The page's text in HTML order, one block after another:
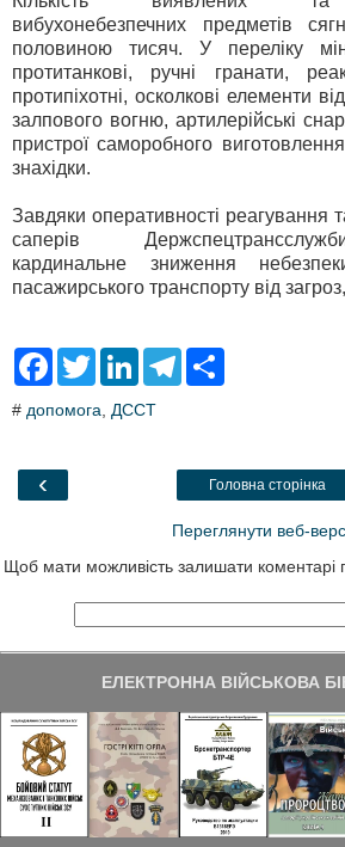
вибухонебезпечних предметів
половиною тисяч. У переліку
протитанкові, ручні гранати,
протипіхотні, осколкові елементи
залпового вогню, артилерійські
пристрої саморобного
знахідки.
Завдяки оперативності реагування
саперів
кардинальне зниження
пасажирського транспорту від
F
e
o
T
t
L
k
T
a
# допомога ДССТ
‹ Головна сторінка
Переглянути веб-
Щоб мати можливість залишати коментарі
ЕЛЕКТРОННА ВІЙСЬКОВА